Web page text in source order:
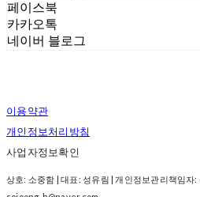
페이스북
카카오톡
네이버 블로그
이용약관
개인정보처리방침
사업자정보확인
상호: 소중함 | 대표: 성유림 | 개인정보관리책임자